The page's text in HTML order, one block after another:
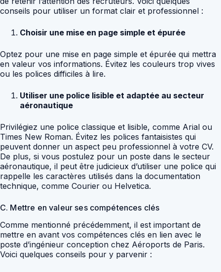
conseils pour utiliser un format clair et professionnel :
Choisir une mise en page simple et épurée
Optez pour une mise en page simple et épurée qui mettra
en valeur vos informations. Évitez les couleurs trop vives
ou les polices difficiles à lire.
Utiliser une police lisible et adaptée au secteur
aéronautique
Privilégiez une police classique et lisible, comme Arial ou
Times New Roman. Évitez les polices fantaisistes qui
peuvent donner un aspect peu professionnel à votre CV.
De plus, si vous postulez pour un poste dans le secteur
aéronautique, il peut être judicieux d’utiliser une police qui
rappelle les caractères utilisés dans la documentation
technique, comme Courier ou Helvetica.
C. Mettre en valeur ses compétences clés
Comme mentionné précédemment, il est important de
mettre en avant vos compétences clés en lien avec le
poste d’ingénieur conception chez Aéroports de Paris.
Voici quelques conseils pour y parvenir :